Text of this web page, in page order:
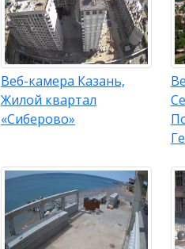
Веб-камера Казань,
Жилой квартал
«Сиберово»